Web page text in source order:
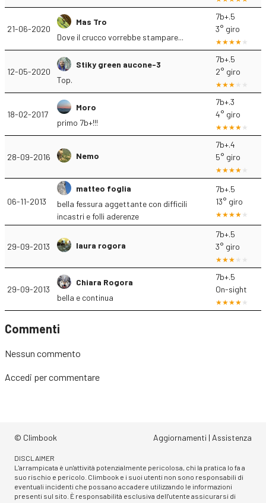
21-06-2020
Mas Tro
Dove il crucco vorrebbe stampare...
7b+.5
3° giro
12-05-2020
Stiky green aucone-3
Top.
7b+.5
2° giro
18-02-2017
Moro
primo 7b+!!!
7b+.3
4° giro
28-09-2016 Nemo
7b+.4
5° giro
06-11-2013
matteo foglia
bella fessura aggettante con difficili
incastri e folli aderenze
7b+.5
13° giro
29-09-2013 laura rogora
7b+.5
3° giro
29-09-2013
Chiara Rogora
bella e continua
7b+.5
On-sight
Commenti
Nessun commento
Accedi per commentare
© Climbook Aggiornamenti | Assistenza
DISCLAIMER
L'arrampicata è un'attività potenzialmente pericolosa, chi la pratica lo fa a
suo rischio e pericolo. Climbook e i suoi utenti non sono responsabili di
eventuali incidenti che possano accadere utilizzando le informazioni
presenti sul sito. È responsabilità esclusiva dell'utente assicurarsi di